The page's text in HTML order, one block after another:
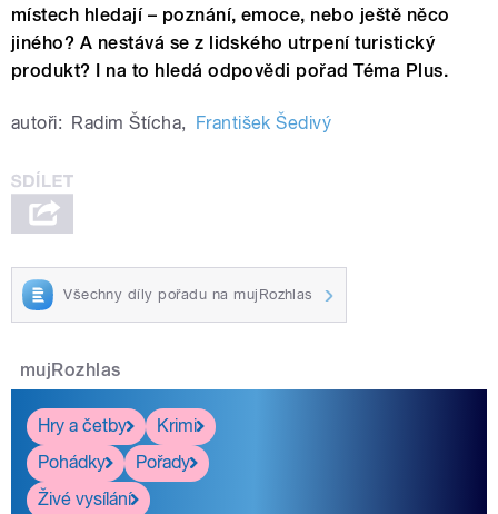
místech hledají – poznání, emoce, nebo ještě něco
jiného? A nestává se z lidského utrpení turistický
produkt? I na to hledá odpovědi pořad Téma Plus.
autoři: Radim Štícha, František Šedivý
Všechny díly pořadu na mujRozhlas
mujRozhlas
Hry a četby
Krimi
Pohádky
Pořady
Živé vysílání